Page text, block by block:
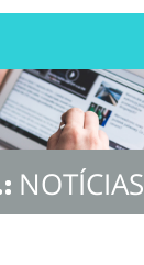
NOTÍCIAS